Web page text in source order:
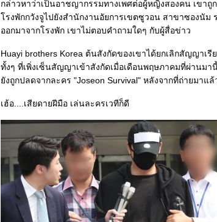
กล่าวหาว่าเป็นอาชญากรรมทางเพศต่อผู้หญิงสองคน เขาถู
รงพักกวังจูไปยังสำนักงานอัยการเขตซูวอน สาขาซองนัม
ออกมาจากโรงพัก เขาไม่ตอบคำถามใดๆ กับผู้สื่อข่าว
Huayi brothers Korea ต้นสังกัดของเขาได้ยกเลิกสัญญาเรี
ทั้งๆ ที่เพิ่งเซ็นสัญญาเข้าสังกัดเมื่อเดือนพฤษภาคมที่ผ่านมา
งถูกปลดจากละคร "Joseon Survival" หลังจากที่ถ่ายมาแล้
เฮ้อ....เสียดายฝีมือ เล่นละครเวทีก็ดี